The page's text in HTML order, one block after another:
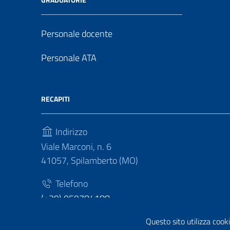
Questo sito utilizza
Personale docente
Personale ATA
RECAPITI
Indirizzo
Viale Marconi, n. 6
41057, Spilamberto (MO)
Telefono
(+39) 059784188